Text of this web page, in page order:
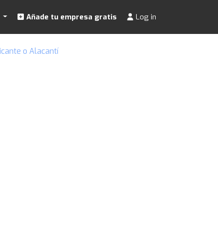
Añade tu empresa gratis Log in
o Alacantí